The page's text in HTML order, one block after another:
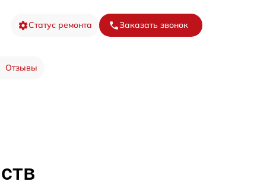
Статус ремонта Заказать звонок
Отзывы